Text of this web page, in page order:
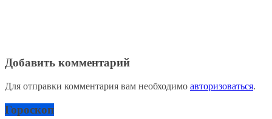
Добавить комментарий
Для отправки комментария вам необходимо авторизоваться.
Гороскоп